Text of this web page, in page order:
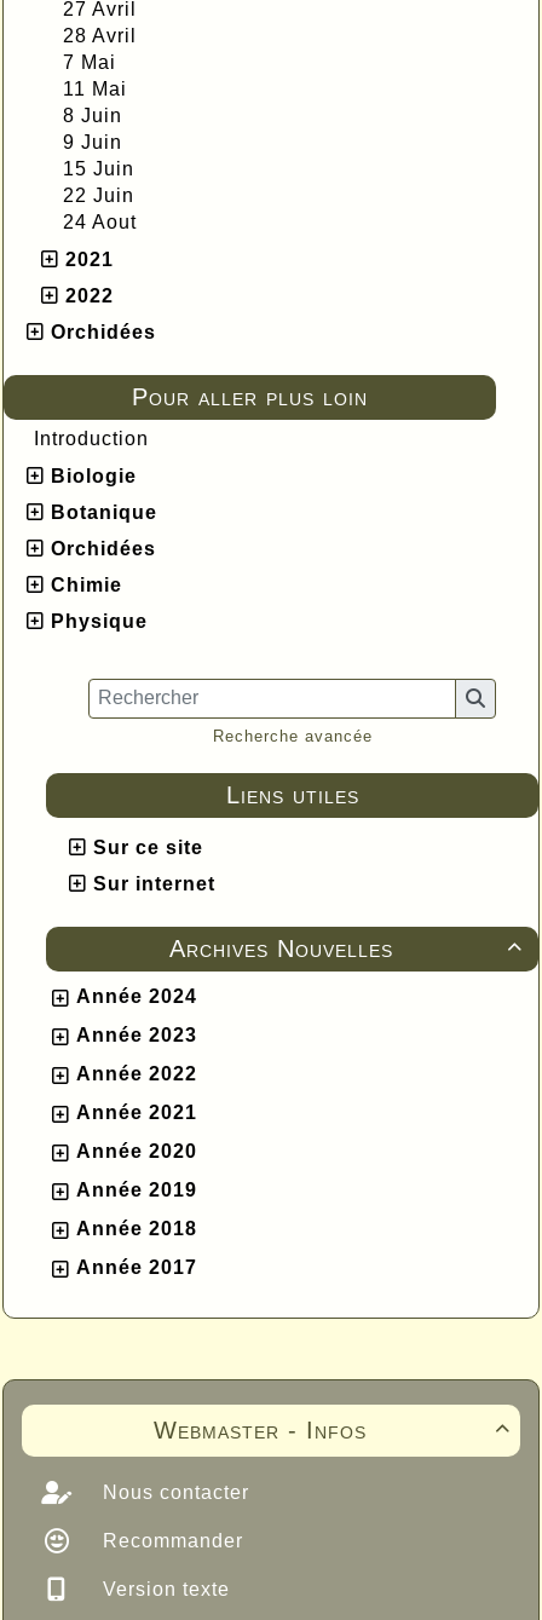
27 Avril
28 Avril
7 Mai
11 Mai
8 Juin
9 Juin
15 Juin
22 Juin
24 Aout
2021
2022
Orchidées
Pour aller plus loin
Introduction
Biologie
Botanique
Orchidées
Chimie
Physique
Recherche avancée
Liens utiles
Sur ce site
Sur internet

Archives Nouvelles
Année 2024
Année 2023
Année 2022
Année 2021
Année 2020
Année 2019
Année 2018
Année 2017

Webmaster - Infos
Nous contacter
Recommander
Version texte